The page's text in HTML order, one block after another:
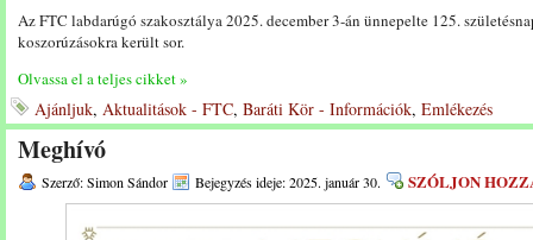
Az FTC labdarúgó szakosztálya 2025. december 3-án ünnepelte 125.
koszorúzásokra került sor.
Olvassa el a teljes cikket »
Ajánljuk, Aktualitások - FTC, Baráti Kör - Információk, Emlékezés
Meghívó
Szerző: Simon Sándor Bejegyzés ideje: 2025. január 30. SZÓLJON